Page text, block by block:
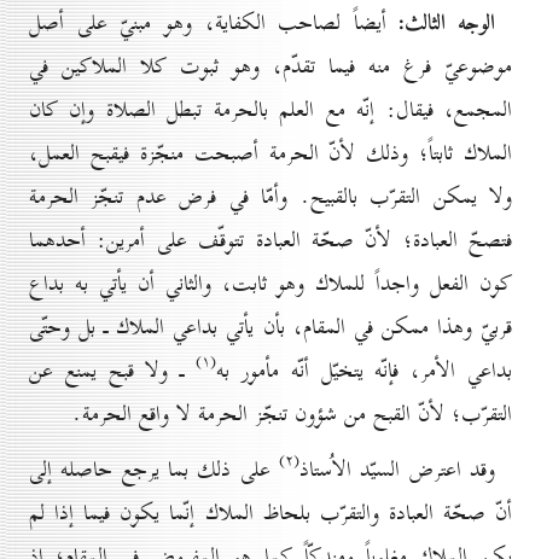
الوجه الثالث: أيضاً لصاحب الكفاية، وهو مبنيّ على أصل
موضوعيّ فرغ منه فيما تقدّم، وهو ثبوت كلا الملاكين في
المجمع، فيقال: إنّه مع العلم بالحرمة تبطل الصلاة وإن كان
الملاك ثابتاً؛ وذلك لأنّ الحرمة أصبحت منجّزة فيقبح العمل،
ولا يمكن التقرّب بالقبيح. وأمّا في فرض عدم تنجّز الحرمة
فتصحّ العبادة؛ لأنّ صحّة العبادة تتوقّف على أمرين: أحدهما
كون الفعل واجداً للملاك وهو ثابت، والثاني أن يأتي به بداع
قربيّ وهذا ممكن في المقام، بأن يأتي بداعي الملاك ـ بل وحتّى
بداعي الأمر، فإنّه يتخيّل أنّه مأمور به(۱) ـ ولا قبح يمنع عن
التقرّب؛ لأنّ القبح من شؤون تنجّز الحرمة لا واقع الحرمة.
وقد اعترض السيّد الاُستاذ(۲)
على ذلك بما يرجع حاصله إلى
أنّ صحّة العبادة والتقرّب بلحاظ الملاك إنّما يكون فيما إذا لم